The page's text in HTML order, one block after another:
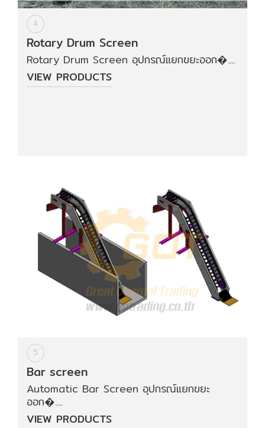
4
Rotary Drum Screen
Rotary Drum Screen อุปกรณ์แยกขยะออก�....
VIEW PRODUCTS
5
Bar screen
Automatic Bar Screen อุปกรณ์แยกขยะ
ออก�....
VIEW PRODUCTS